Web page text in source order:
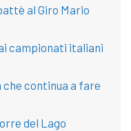
al Giro Mario
campionati italiani
continua a fare
del Lago